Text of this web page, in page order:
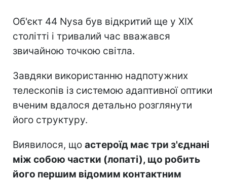
Об'єкт 44 Nysa був відкритий ще у XIX
столітті і тривалий час вважався
звичайною точкою світла.
Завдяки використанню надпотужних
телескопів із системою адаптивної оптики
вченим вдалося детально розглянути
його структуру.
Виявилося, що астероїд має три з'єднані
між собою частки (лопаті), що робить
його першим відомим контактним